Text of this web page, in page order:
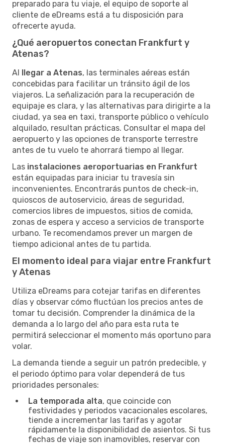
preparado para tu viaje, el equipo de soporte al
cliente de eDreams está a tu disposición para
ofrecerte ayuda.
¿Qué aeropuertos conectan Frankfurt y
Atenas?
Al llegar a Atenas, las terminales aéreas están
concebidas para facilitar un tránsito ágil de los
viajeros. La señalización para la recuperación de
equipaje es clara, y las alternativas para dirigirte a la
ciudad, ya sea en taxi, transporte público o vehículo
alquilado, resultan prácticas. Consultar el mapa del
aeropuerto y las opciones de transporte terrestre
antes de tu vuelo te ahorrará tiempo al llegar.
Las instalaciones aeroportuarias en Frankfurt
están equipadas para iniciar tu travesía sin
inconvenientes. Encontrarás puntos de check-in,
quioscos de autoservicio, áreas de seguridad,
comercios libres de impuestos, sitios de comida,
zonas de espera y acceso a servicios de transporte
urbano. Te recomendamos prever un margen de
tiempo adicional antes de tu partida.
El momento ideal para viajar entre Frankfurt
y Atenas
Utiliza eDreams para cotejar tarifas en diferentes
días y observar cómo fluctúan los precios antes de
tomar tu decisión. Comprender la dinámica de la
demanda a lo largo del año para esta ruta te
permitirá seleccionar el momento más oportuno para
volar.
La demanda tiende a seguir un patrón predecible, y
el periodo óptimo para volar dependerá de tus
prioridades personales:
La temporada alta, que coincide con
festividades y periodos vacacionales escolares,
tiende a incrementar las tarifas y agotar
rápidamente la disponibilidad de asientos. Si tus
fechas de viaje son inamovibles, reservar con